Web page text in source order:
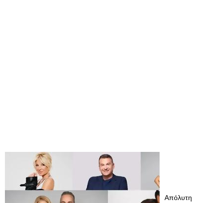
Απόλυτη